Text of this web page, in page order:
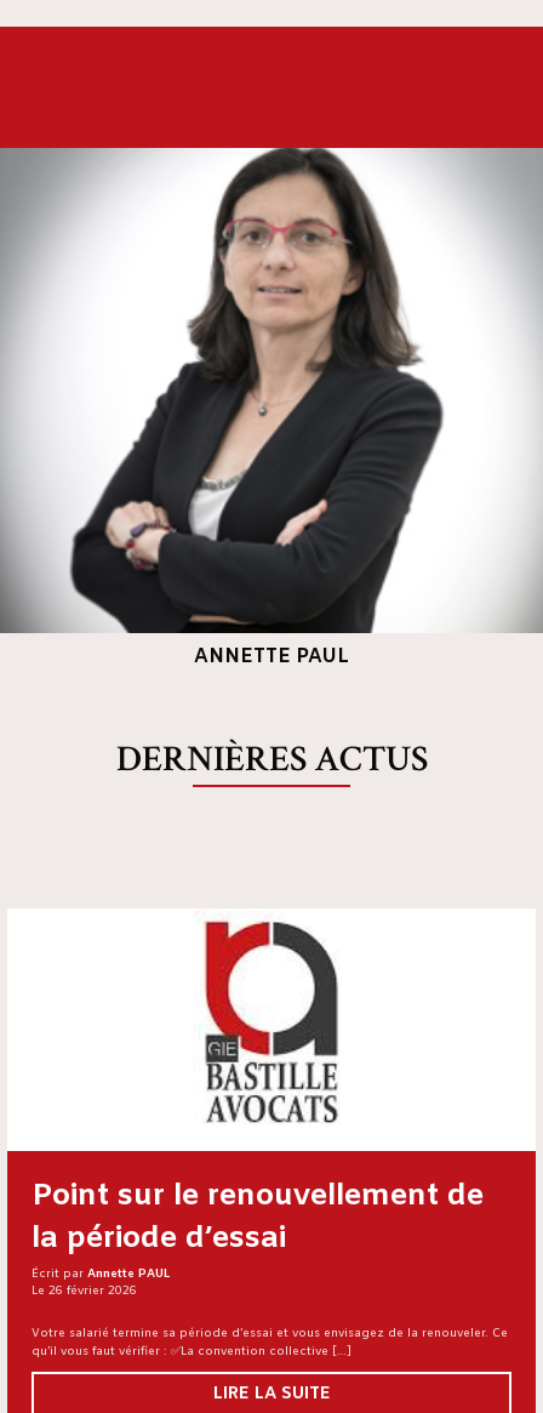
ANNETTE PAUL
DERNIÈRES ACTUS
Point sur le renouvellement de
la période d’essai
Écrit par Annette PAUL
Le 26 février 2026
Votre salarié termine sa période d’essai et vous envisagez de la renouveler. Ce
qu’il vous faut vérifier : ✅La convention collective […]
LIRE LA SUITE